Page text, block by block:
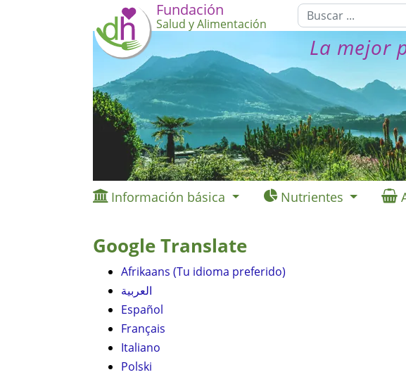
Fundación
Salud y Alimentación
La mejor
Información básica Nutrientes
Google Translate
Afrikaans (Tu idioma preferido)
العربية
Español
Français
Italiano
Polski